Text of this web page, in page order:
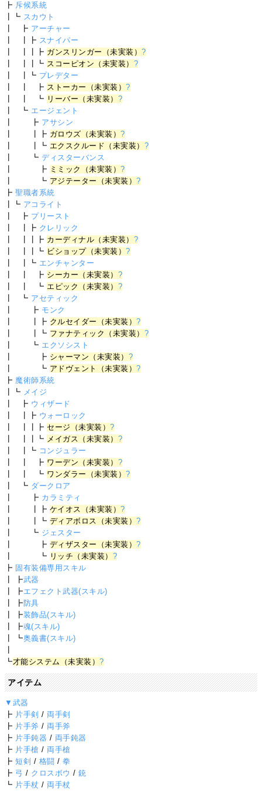
┣ 斥候系統
┃┗ スカウト
┃ ┣ アーチャー
┃ ┃┣ スナイパー
┃ ┃┃┣ ガンスリンガー（未実装）?
┃ ┃┃┗ スコーピオン（未実装） ?
┃ ┃┗ プレデター
┃ ┃ ┣ ストーカー（未実装）?
┃ ┃ ┗ リーバー（未実装） ?
┃ ┗ エージェント
┃ ┣ アサシン
┃ ┃┣ ガロウズ（未実装）?
┃ ┃┗ エクスクルード（未実装） ?
┃ ┗ディスターバンス
┃ ┣ ミミック（未実装）?
┃ ┗ アジテーター（未実装）?
┣聖職者系統
┃┗ アコライト
┃ ┣ プリースト
┃ ┃┣ クレリック
┃ ┃┃┣ カーディナル（未実装） ?
┃ ┃┃┗ ビショップ（未実装）?
┃ ┃┗ エンチャンター
┃ ┃ ┣ シーカー（未実装） ?
┃ ┃ ┗ エピック（未実装） ?
┃ ┗ アセティック
┃ ┣ モンク
┃ ┃┣ クルセイダー（未実装）?
┃ ┃┗ ファナティック（未実装） ?
┃ ┗ エクソシスト
┃ ┣ シャーマン（未実装） ?
┃ ┗ アドヴェント（未実装）?
┣ 魔術師系統
┃┗ メイジ
┃ ┣ ウィザード
┃ ┃┣ ウォーロック
┃ ┃┃┣ セージ（未実装）?
┃ ┃┃┗ メイガス（未実装） ?
┃ ┃┗ コンジュラー
┃ ┃ ┣ ワーデン（未実装） ?
┃ ┃ ┗ ワンダラー（未実装）?
┃ ┗ ダークロア
┃ ┣ カラミティ
┃ ┃┣ ケイオス（未実装）?
┃ ┃┗ ディアボロス（未実装）?
┃ ┗ ジェスター
┃ ┣ ディザスター（未実装）?
┃ ┗ リッチ（未実装） ?
┣ 固有装備専用スキル
┃ ┣武器
┃ ┣エフェクト武器(スキル)
┃ ┣防具
┃ ┣装飾品(スキル)
┃ ┣魂(スキル)
┃ ┗奥義書(スキル)
┗才能システム（未実装）?
アイテム
▼武器
┣ 片手剣 / 両手剣
┣ 片手斧 / 両手斧
┣ 片手鈍器 / 両手鈍器
┣ 片手槍 / 両手槍
┣短剣 / 格闘 /拳
┣ 弓 / クロスボウ /銃
┗ 片手杖 / 両手杖